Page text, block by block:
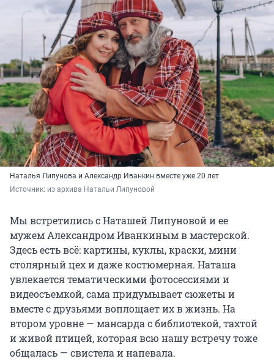
Наталья Липунова и Александр Иванкин вместе уже 20 лет
Источник: из архива Натальи Липуновой
Мы встретились с Наташей Липуновой и ее
мужем Александром Иванкиным в мастерской.
Здесь есть всё: картины, куклы, краски, мини
столярный цех и даже костюмерная. Наташа
увлекается тематическими фотосессиями и
видеосъемкой, сама придумывает сюжеты и
вместе с друзьями воплощает их в жизнь. На
втором уровне — мансарда с библиотекой, тахтой
и живой птицей, которая всю нашу встречу тоже
общалась — свистела и напевала.